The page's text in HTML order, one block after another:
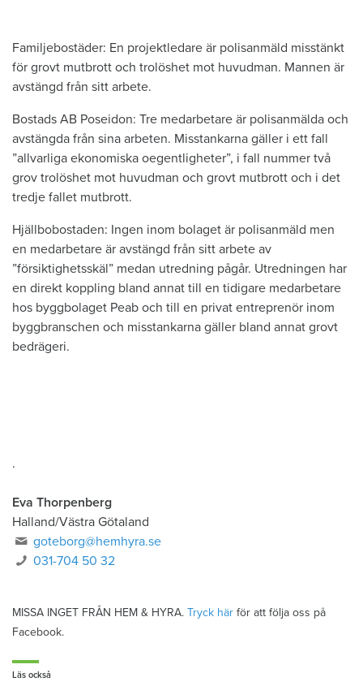
Familjebostäder: En projektledare är polisanmäld misstänkt
för grovt mutbrott och trolöshet mot huvudman. Mannen är
avstängd från sitt arbete.
Bostads AB Poseidon: Tre medarbetare är polisanmälda och
avstängda från sina arbeten. Misstankarna gäller i ett fall
”allvarliga ekonomiska oegentligheter”, i fall nummer två
grov trolöshet mot huvudman och grovt mutbrott och i det
tredje fallet mutbrott.
Hjällbobostaden: Ingen inom bolaget är polisanmäld men
en medarbetare är avstängd från sitt arbete av
”försiktighetsskäl” medan utredning pågår. Utredningen har
en direkt koppling bland annat till en tidigare medarbetare
hos byggbolaget Peab och till en privat entreprenör inom
byggbranschen och misstankarna gäller bland annat grovt
bedrägeri.
.
Eva Thorpenberg
Halland/Västra Götaland
goteborg@hemhyra.se
031-704 50 32
MISSA INGET FRÅN HEM & HYRA. Tryck här för att följa oss på
Facebook.
Läs också